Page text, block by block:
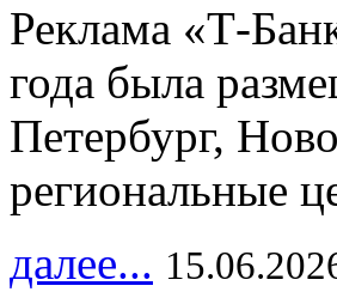
Реклама «Т-
года была
Петербург,
региональные
далее...